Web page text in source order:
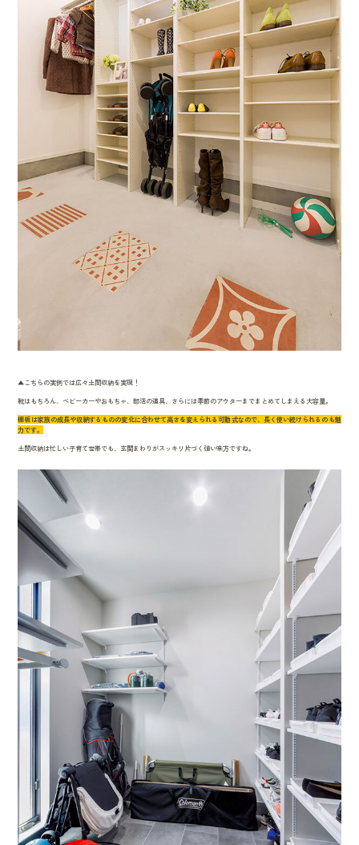
▲こちらの実例では広々土間収納を実現！
靴はもちろん、ベビーカーやおもちゃ、部活の道具、さらには季節のアウターまでまとめてしまえる大容量。
棚板は家族の成長や収納するものの変化に合わせて高さを変えられる可動式なので、長く使い続けられるのも魅
力です。
土間収納は忙しい子育て世帯でも、玄関まわりがスッキリ片づく強い味方ですね。